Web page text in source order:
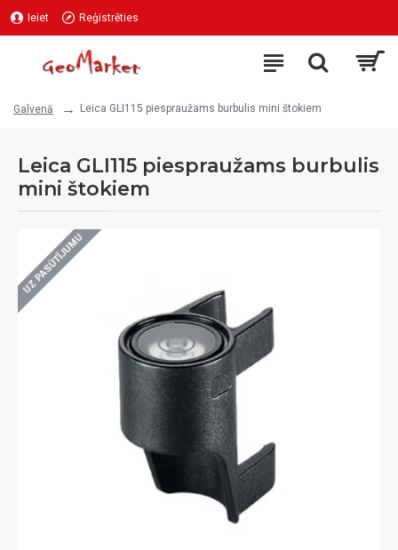
Ieiet Reģistrēties
Galvenā Leica GLI115 piespraužams burbulis mini štokiem
Leica GLI115 piespraužams burbulis
mini štokiem
UZ PASŪTĪJUMU